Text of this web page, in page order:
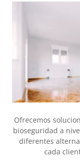
Ofrecemos
bioseguridad a
diferentes
cada